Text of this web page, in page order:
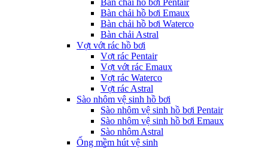
Bàn chải hồ bơi Pentair
Bàn chải hồ bơi Emaux
Bàn chải hồ bơi Waterco
Bàn chải Astral
Vợt vớt rác hồ bơi
Vợt rác Pentair
Vợt vớt rác Emaux
Vợt rác Waterco
Vợt rác Astral
Sào nhôm vệ sinh hồ bơi
Sào nhôm vệ sinh hồ bơi Pentair
Sào nhôm vệ sinh hồ bơi Emaux
Sào nhôm Astral
Ống mềm hút vệ sinh